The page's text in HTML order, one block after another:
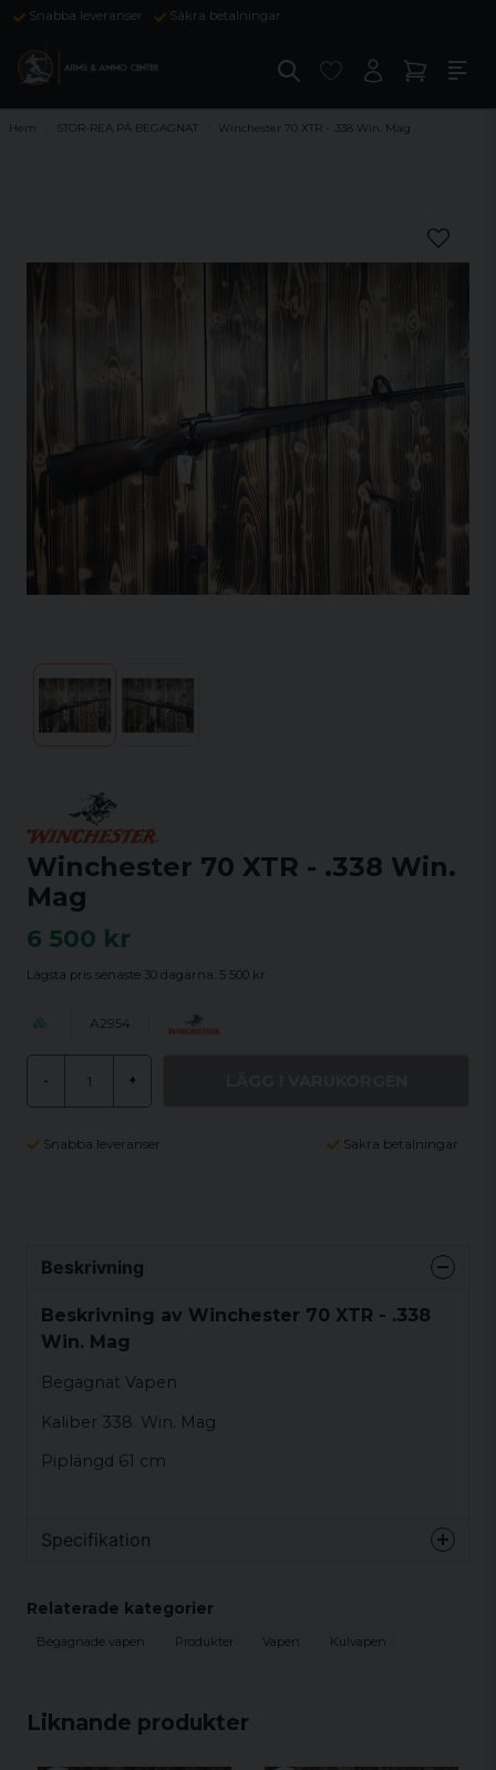
Snabba leveranser Säkra betalningar
Hem STOR-REA PÅ BEGAGNAT Winchester 70 XTR - .338 Win. Mag
Winchester 70 XTR - .338 Win.
Mag
6 500 kr
Lägsta pris senaste 30 dagarna: 5 500 kr
A2954
- +
Snabba leveranser Säkra betalningar
Liknande produkter
Beskrivning
Beskrivning av Winchester 70 XTR - .338
Win. Mag
Begagnat Vapen
Kaliber 338. Win. Mag
Piplängd 61 cm
Specifikation
Här finner du mer ingående information angående det
Kaliber
338 win mag
Relaterade kategorier
Begagnade vapen Produkter Vapen Kulvapen